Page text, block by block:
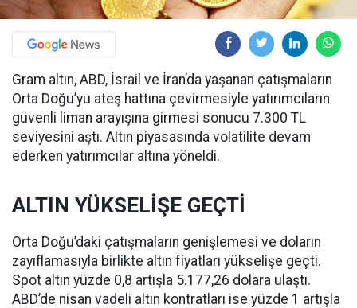
Gram altın, ABD, İsrail ve İran’da yaşanan çatışmaların
Orta Doğu’yu ateş hattına çevirmesiyle yatırımcıların
güvenli liman arayışına girmesi sonucu 7.300 TL
seviyesini aştı. Altın piyasasında volatilite devam
ederken yatırımcılar altına yöneldi.
ALTIN YÜKSELİŞE GEÇTİ
Orta Doğu’daki çatışmaların genişlemesi ve doların
zayıflamasıyla birlikte altın fiyatları yükselişe geçti.
Spot altın yüzde 0,8 artışla 5.177,26 dolara ulaştı.
ABD’de nisan vadeli altın kontratları ise yüzde 1 artışla